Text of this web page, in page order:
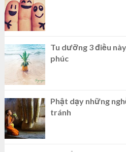
Tu dưỡng 3 điều
phúc
Phật dạy những
tránh